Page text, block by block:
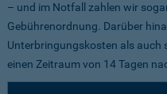
– und im Notfall zahlen wir
Gebührenordnung. Darüber
Unterbringungskosten als
einen Zeitraum von 14 Tagen